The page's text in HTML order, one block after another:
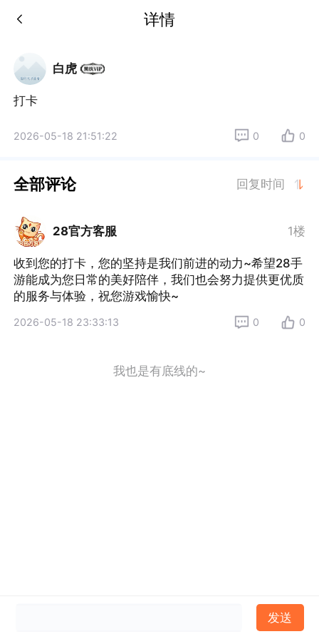
详情
白虎
2026-05-18 21:51:22 0 0
全部评论 回复时间
28官方客服 1楼
收到您的打卡，您的坚持是我们前进的动力~希望28手
游能成为您日常的美好陪伴，我们也会努力提供更优质
的服务与体验，祝您游戏愉快~
2026-05-18 23:33:13 0 0
我也是有底线的~
发送